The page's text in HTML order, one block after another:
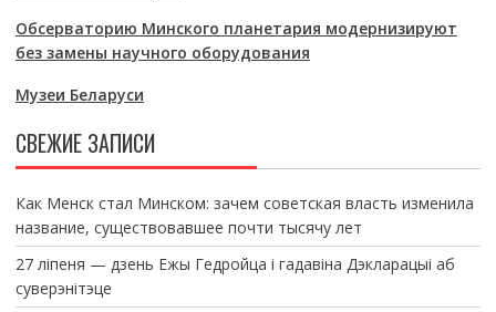
Обсерваторию Минского планетария модернизируют
без замены научного оборудования
Музеи Беларуси
СВЕЖИЕ ЗАПИСИ
Как Менск стал Минском: зачем советская власть изменила
название, существовавшее почти тысячу лет
27 ліпеня — дзень Ежы Гедройца і гадавіна Дэкларацыі аб
суверэнітэце